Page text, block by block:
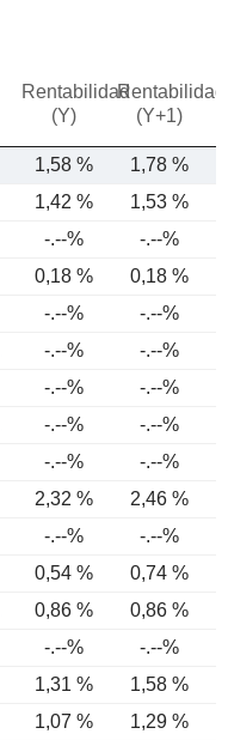
Rentabilidad
(Y)
Rentabilidad
(Y+1)
1,58 % 1,78 %
1,42 % 1,53 %
-.--% -.--%
0,18 % 0,18 %
-.--% -.--%
-.--% -.--%
-.--% -.--%
-.--% -.--%
-.--% -.--%
2,32 % 2,46 %
-.--% -.--%
0,54 %
0,74 %
0,86 % 0,86 %
-.--% -.--%
1,31 % 1,58 %
1,07 % 1,29 %